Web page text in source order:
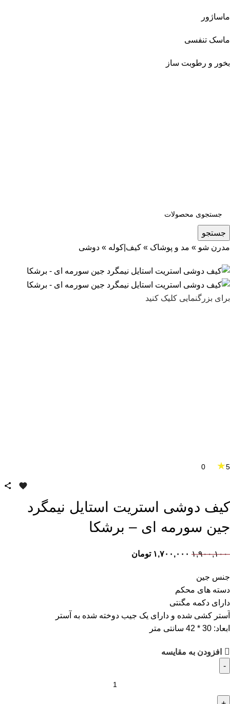
ماساژور
ماسک تنفسی
بخور و رطوبت ساز
جستجو
مدرن شو » مد و پوشاک » کیف|کوله » دوشی
برای بزرگنمایی کلیک کنید
5
★
کیف دوشی استریت استایل نیمگرد
جین سورمه ای – برشکا
۱,۹۰۰,۱۰۰ ۱,۷۰۰,۰۰۰ تومان
جنس جین
دسته های محکم
دارای دکمه مگنتی
آستر کشی شده و دارای یک جیب دوخته شده به آستر
ابعاد: 30 * 42 سانتی متر
افزودن به مقایسه